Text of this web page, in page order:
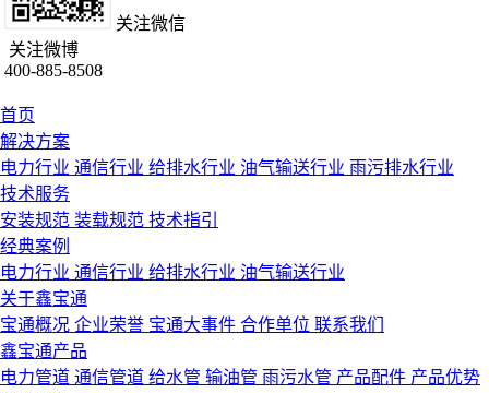
关注微信
关注微博
400-885-8508
首页
解决方案
电力行业 通信行业 给排水行业 油气输送行业 雨污排水行业
技术服务
安装规范 装载规范 技术指引
经典案例
电力行业 通信行业 给排水行业 油气输送行业
关于鑫宝通
宝通概况 企业荣誉 宝通大事件 合作单位 联系我们
鑫宝通产品
电力管道 通信管道 给水管 输油管 雨污水管 产品配件 产品优势